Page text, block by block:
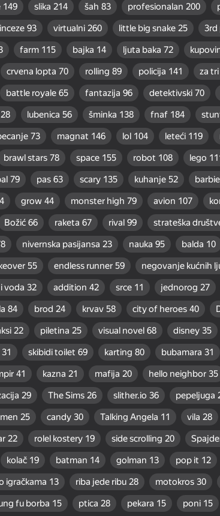
149 slika 214 šah 83 profesionalan 200
93 virtualni 260 little big snake 25 3rd
farm 115 bajka 14 ljuta baka 72
crvena lopta 70 rolling 89 policija 141 za tri
battle royale 65 fantazija 96 detektivski 70
lubenica 56 šminka 138 fnaf 184
73 magnat 146 lol 104 leteći 119
brawl stars 78 space 155 robot 108 lego
79 pas 63 scary 135 kuhanje 52 barbie
grow 44 monster high 79 avion 107
Božić 66 raketa 67 rival 99 strateška
nivernska pasijansa 23 nauka 95 balda 10
55 endless runner 59 negovanje kućnih
voda 32 addition 42 srce 11 jednorog 27
84 brod 24 krvav 58 city of heroes 40
22 piletina 25 visual novel 68 disney 35
31 skibidi toilet 69 karting 80 bubamara 31
41 kazna 21 mafija 20 hello neighbor 35
29 The Sims 26 slither.io 36 pepeljuga
25 candy 30 Talking Angela 11 vila 28
22 rolel kostery 19 side scrolling 20
kolač 19 batman 14 golman 13 pop it 12
igračkama 13 riba jede ribu 28 motokros 30
fu borba 15 ptica 28 pekara 15 poni 15